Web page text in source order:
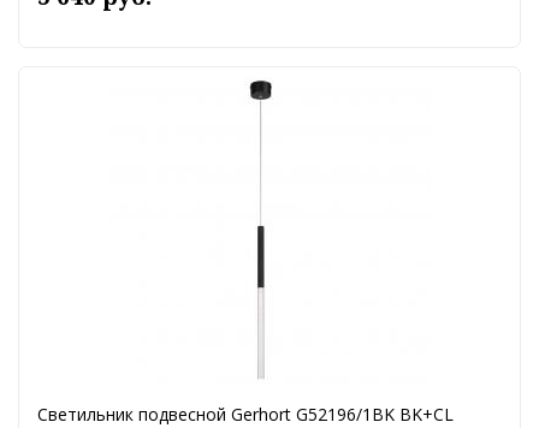
Светильник подвесной Gerhort G52196/1BK BK+CL